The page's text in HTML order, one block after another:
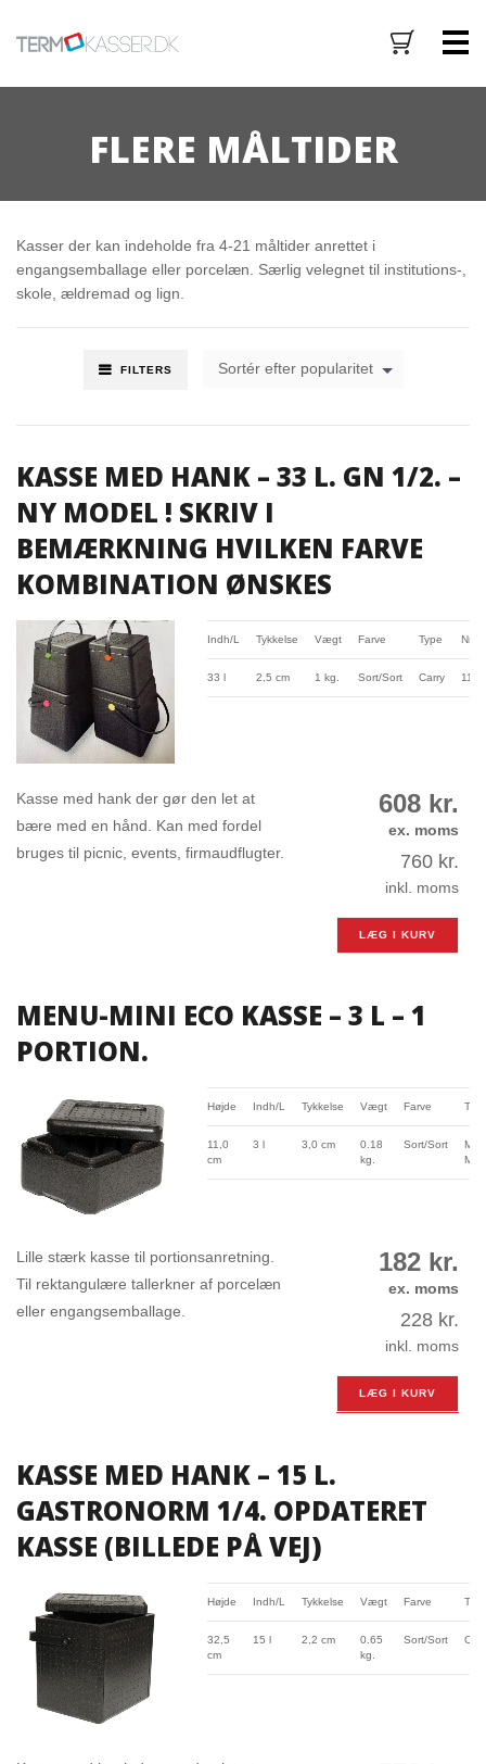
FLERE MÅLTIDER
Kasser der kan indeholde fra 4-21 måltider anrettet i
engangsemballage eller porcelæn. Særlig velegnet til institutions-,
skole, ældremad og lign.
FILTERS Sortér efter popularitet
KASSE MED HANK – 33 L. GN 1/2. –
NY MODEL ! SKRIV I
BEMÆRKNING HVILKEN FARVE
KOMBINATION ØNSKES
Indh/L Tykkelse Vægt Farve Type Nr.
33 l 2,5 cm 1 kg. Sort/Sort Carry
Kasse med hank der gør den let at
bære med en hånd. Kan med fordel
bruges til picnic, events, firmaudflugter.
608 kr.
ex. moms
760 kr.
inkl. moms
LÆG I KURV
MENU-MINI ECO KASSE – 3 L – 1
PORTION.
Højde Indh/L Tykkelse Vægt Farve
11,0
cm
3 l 3,0 cm
0.18
kg.
Sort/Sort
Mini
Lille stærk kasse til portionsanretning.
Til rektangulære tallerkner af porcelæn
eller engangsemballage.
182 kr.
ex. moms
228 kr.
inkl. moms
LÆG I KURV
KASSE MED HANK – 15 L.
GASTRONORM 1/4. OPDATERET
KASSE (BILLEDE PÅ VEJ)
Højde Indh/L Tykkelse Vægt Farve
32,5
cm
15 l 2,2 cm
0.65
kg.
Sort/Sort